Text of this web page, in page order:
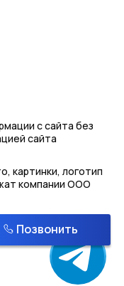
с сайта без
сайта
картинки, логотип
компании ООО
от картинок
Позвонить